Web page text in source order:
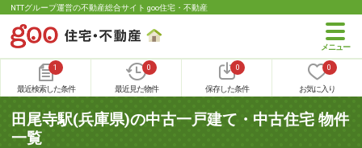
NTTグループ運営の不動産総合サイト goo住宅・不動産
1
最近検索した条件
0
最近見た物件
0
保存した条件
0
お気に入り
田尾寺駅(兵庫県)の中古一戸建て・中古住宅 物件
一覧